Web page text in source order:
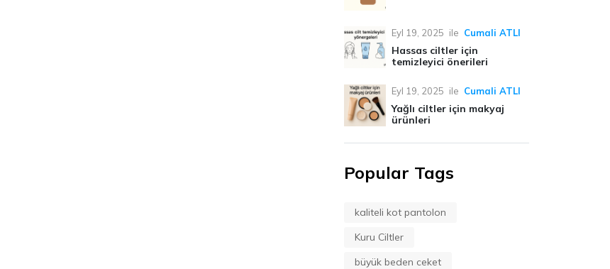
Eyl 19, 2025 ile Cumali ATLI
Hassas ciltler için
temizleyici önerileri
Eyl 19, 2025 ile Cumali ATLI
Yağlı ciltler için makyaj
ürünleri
Popular Tags
kaliteli kot pantolon
Kuru Ciltler
büyük beden ceket